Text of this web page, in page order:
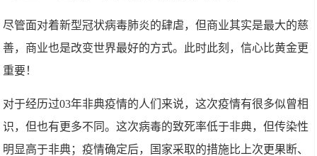
尽管面对着新型冠状病毒肺炎的肆虐，但商业其实是最大的慈
善，商业也是改变世界最好的方式。此时此刻，信心比黄金更
重要！
对于经历过03年非典疫情的人们来说，这次疫情有很多似曾相
识，但也有更多不同。这次病毒的致死率低于非典，但传染性
明显高于非典；疫情确定后，国家采取的措施比上次更果断、